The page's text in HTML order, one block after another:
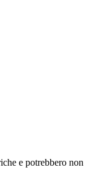
e potrebbero non